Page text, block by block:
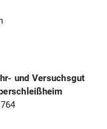
und Versuchsgut